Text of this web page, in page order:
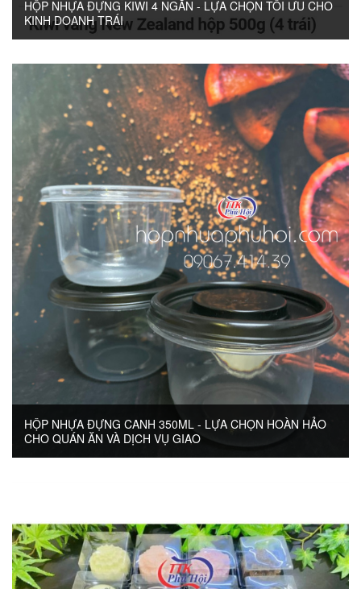
HỘP NHỰA ĐỰNG KIWI 4 NGĂN - LỰA CHỌN TỐI ƯU CHO
KINH DOANH TRÁI
HỘP NHỰA ĐỰNG CANH 350ML - LỰA CHỌN HOÀN HẢO
CHO QUÁN ĂN VÀ DỊCH VỤ GIAO